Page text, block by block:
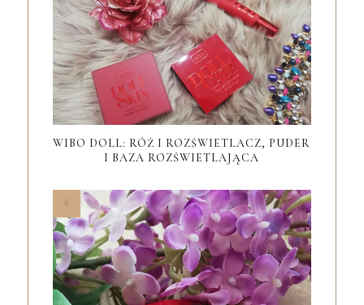
WIBO DOLL: RÓŻ I ROZŚWIETLACZ, PUDER
I BAZA ROZŚWIETLAJĄCA